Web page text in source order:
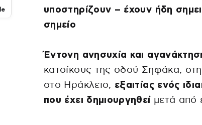
υποστηρίζουν – έχουν ήδη
σημείο
Έντονη ανησυχία και
κατοίκους της οδού Σηφάκα,
στο Ηράκλειο, εξαιτίας ενός
που έχει δημιουργηθεί μετά από